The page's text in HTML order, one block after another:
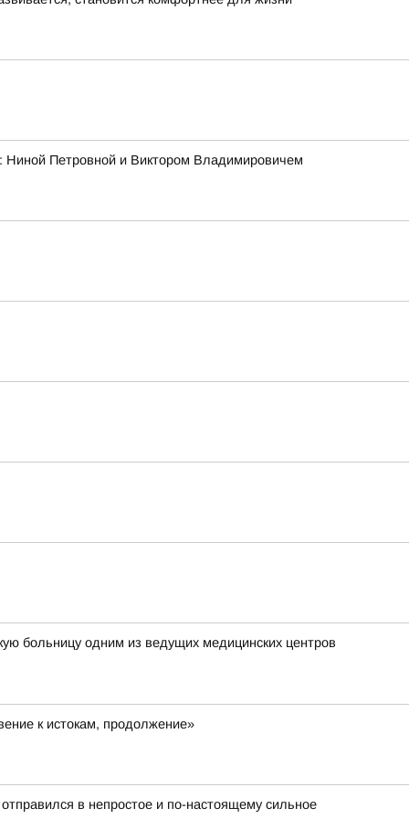
Ниной Петровной и Виктором Владимировичем
больницу одним из ведущих медицинских центров
к истокам, продолжение»
в непростое и по-настоящему сильное